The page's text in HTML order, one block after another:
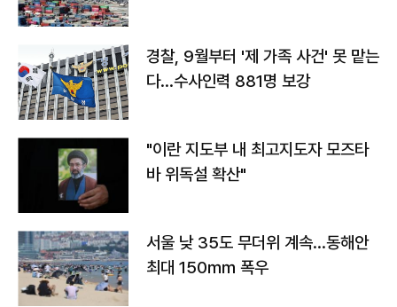
경찰, 9월부터 '제 가족 사건' 못 맡는
다…수사인력 881명 보강
"이란 지도부 내 최고지도자 모즈타
바 위독설 확산"
서울 낮 35도 무더위 계속…동해안
최대 150㎜ 폭우